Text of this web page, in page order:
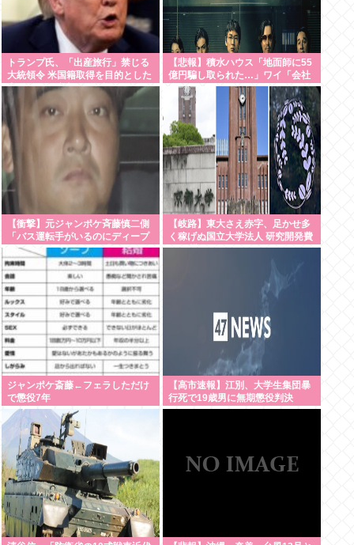
トランプ氏、「出産旅行」禁じる
大統領令 米国籍取得を目的とした
中国人らの渡米を問題視
【悲報】積水ハウス「地面師に55
億円騙し取られた…」ワイ「会社
終わったやろなぁ」→結果www
【衝撃】元ジャンポケ斉藤慎二側
「バス運転手がいるのにディープ
キスなんてできない」「Aさんの
供述には矛盾点」
【岐路】東大さえ赤字、足かせ多
く稼げぬ国立大学法人 研究開発費
20年横ばい
ジャンポケ斎藤←フェラしただけ
で懲役7年
【高市速報】江別、大学生集団暴
行死で19歳男に無期懲役判決